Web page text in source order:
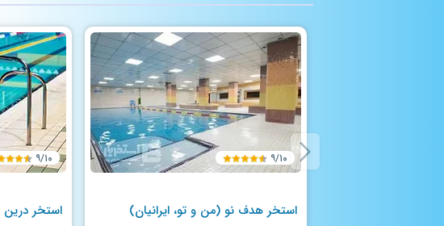
۹/۱۰
استخر هدف نو (من و تو، ایرانیان)
۹/۱۰
استخر درین